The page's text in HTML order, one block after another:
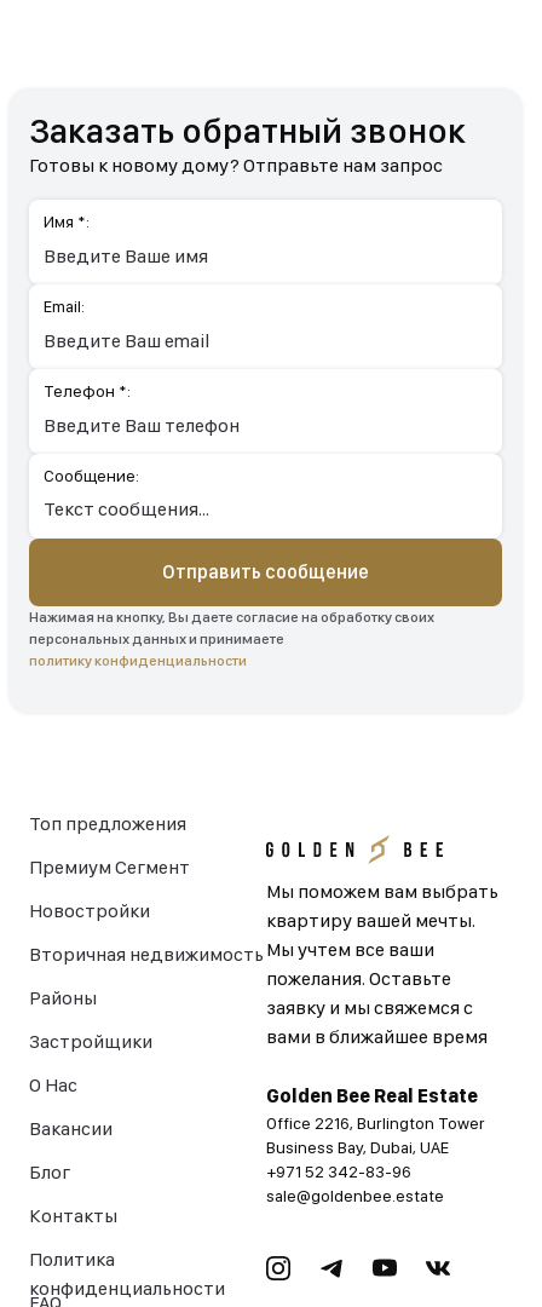
Заказать обратный звонок
Готовы к новому дому? Отправьте нам запрос
Имя *:
Email:
Телефон *:
Сообщение:
Отправить сообщение
Нажимая на кнопку, Вы даете согласие на обработку своих
персональных данных и принимаете
политику конфиденциальности
Мы поможем вам выбрать
квартиру вашей мечты.
Мы учтем все ваши
пожелания. Оставьте
заявку и мы свяжемся с
вами в ближайшее время
Golden Bee Real Estate
Office 2216, Burlington Tower
Business Bay, Dubai, UAE
+971 52 342-83-96
sale@goldenbee.estate
Топ предложения
Премиум Сегмент
Новостройки
Вторичная недвижимость
Районы
Застройщики
О Нас
Вакансии
Блог
Контакты
Политика
конфиденциальности